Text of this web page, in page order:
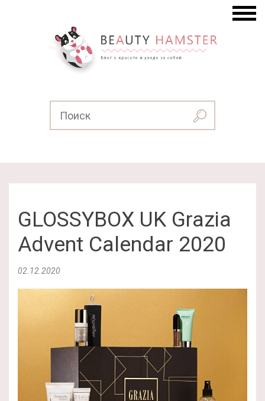
GLOSSYBOX UK Grazia
Advent Calendar 2020
02.12.2020